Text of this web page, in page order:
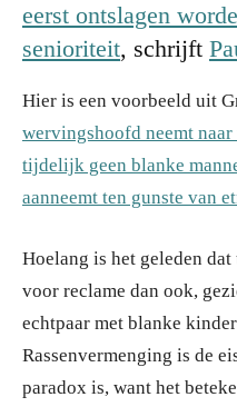
eerst ontslagen
senioriteit, schrijft
Hier is een voorbeeld uit
wervingshoofd neemt
tijdelijk geen blanke
aanneemt ten gunste van
Hoelang is het geleden
voor reclame dan ook,
echtpaar met blanke
Rassenvermenging is de
paradox is, want het